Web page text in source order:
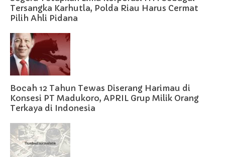
Tersangka Karhutla, Polda Riau Harus Cermat
Pilih Ahli Pidana
Bocah 12 Tahun Tewas Diserang Harimau di
Konsesi PT Madukoro, APRIL Grup Milik Orang
Terkaya di Indonesia